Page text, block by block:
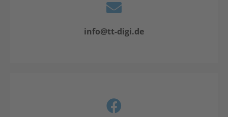
info@tt-digi.de